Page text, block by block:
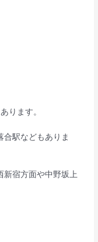
ります。
駅などもありま
新宿方面や中野坂上